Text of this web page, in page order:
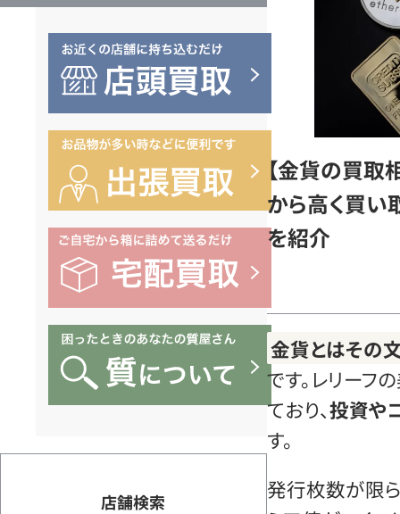
店舗検索
【金貨の買取
から高く買い
を紹介
金貨とはその
です。レリーフ
ており、投資や
す。
発行枚数が限